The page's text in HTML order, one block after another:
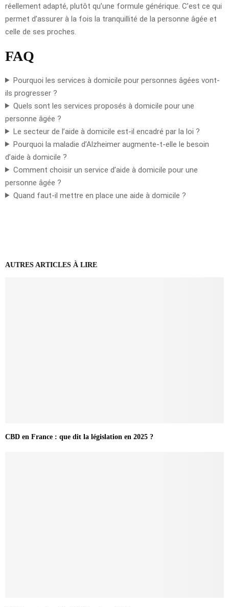
réellement adapté, plutôt qu’une formule générique. C’est ce qui
permet d’assurer à la fois la tranquillité de la personne âgée et
celle de ses proches.
FAQ
Pourquoi les services à domicile pour personnes âgées vont-
ils progresser ?
Quels sont les services proposés à domicile pour une
personne âgée ?
Le secteur de l’aide à domicile est-il encadré par la loi ?
Pourquoi la maladie d’Alzheimer augmente-t-elle le besoin
d’aide à domicile ?
Comment choisir un service d’aide à domicile pour une
personne âgée ?
Quand faut-il mettre en place une aide à domicile ?
AUTRES ARTICLES À LIRE
CBD en France : que dit la législation en 2025 ?